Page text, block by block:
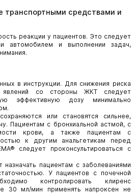
транспортными средствами и
реакции у пациентов. Это следует
автомобилем и выполнении задач,
в инструкции. Для снижения риска
явлений со стороны ЖКТ следует
эффективную дозу минимально
или становятся сильнее,
Пациентам с бронхиальной астмой, с
крови, а также пациентам с
к другим анальгетикам перед
следует проконсультироваться с
пациентам с заболеваниями
У пациентов с почечной
контролировать клиренс
30 мл/мин применять напроксен не